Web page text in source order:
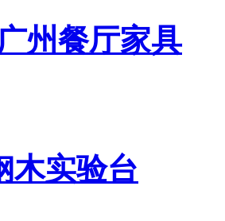
州餐厅家具
木实验台